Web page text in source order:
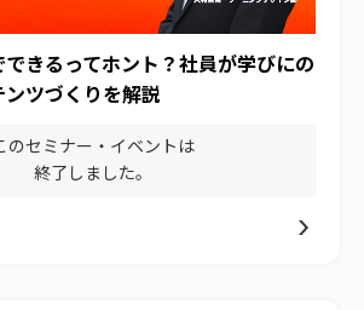
きるってホント？社員が学びにの
ツづくりを解説
のセミナー・イベントは
終了しました。